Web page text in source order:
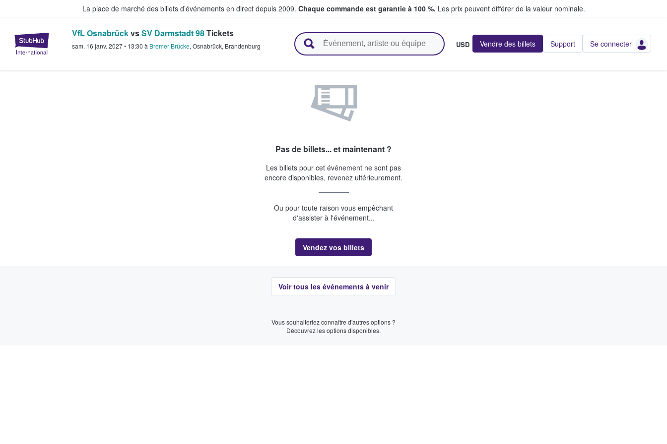
La place de marché des billets d’événements en direct depuis 2009. Chaque commande est garantie à 100 %. Les prix peuvent différer de la valeur nominale.
StubHub - Où les fans achètent et vendent des billets
VfL OsnabrückvsSV Darmstadt 98Tickets
sam. 16 janv. 2027• 13:30 à Bremer Brücke, Osnabrück, Brandenburg USD Vendre des billets Support Se connecter
Pas de billets... et maintenant ?
Les billets pour cet événement ne sont pas
encore disponibles, revenez ultérieurement.
Ou pour toute raison vous empêchant
d'assister à l'événement...
Vendez vos billets
Voir tous les événements à venir
Vous souhaiteriez connaître d'autres options ?
Découvrez les options disponibles.